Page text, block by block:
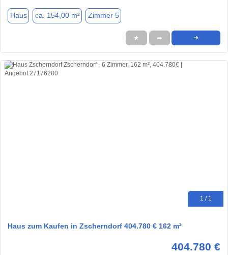
Haus ca. 154,00 m² Zimmer 5
★ ➦ ➜
1 / 1
Haus zum Kaufen in Zscherndorf 404.780 € 162 m²
404.780 €